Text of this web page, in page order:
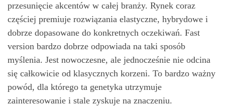
przesunięcie akcentów w całej branży. Rynek coraz
częściej premiuje rozwiązania elastyczne, hybrydowe i
dobrze dopasowane do konkretnych oczekiwań. Fast
version bardzo dobrze odpowiada na taki sposób
myślenia. Jest nowoczesne, ale jednocześnie nie odcina
się całkowicie od klasycznych korzeni. To bardzo ważny
powód, dla którego ta genetyka utrzymuje
zainteresowanie i stale zyskuje na znaczeniu.